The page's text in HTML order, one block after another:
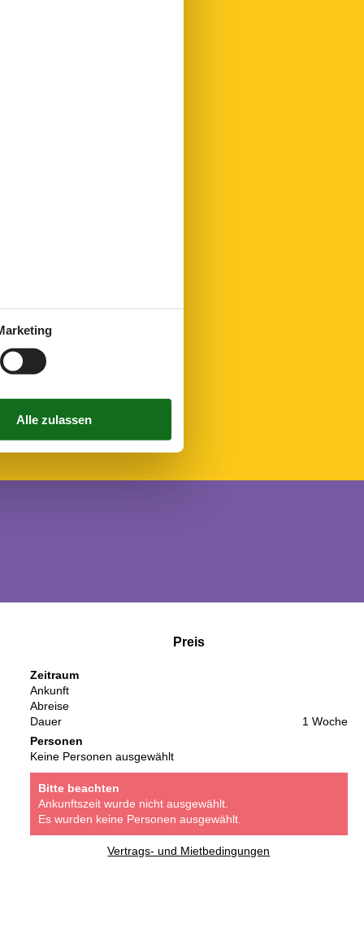
Preis
Zeitraum
Ankunft
Abreise
Dauer
1 Woche
Personen
Keine Personen ausgewählt
Bitte beachten
Ankunftszeit wurde nicht ausgewählt.
Es wurden keine Personen ausgewählt.
Vertrags- und Mietbedingungen